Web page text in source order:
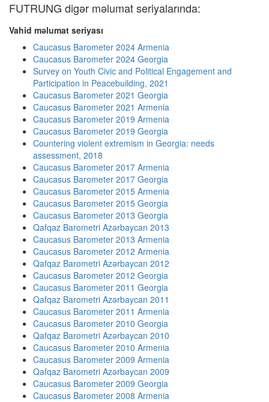
FUTRUNG digər məlumat seriyalarında:
Vahid məlumat seriyası
Caucasus Barometer 2024 Armenia
Caucasus Barometer 2024 Georgia
Survey on Youth Civic and Political Engagement and
Participation in Peacebuilding, 2021
Caucasus Barometer 2021 Georgia
Caucasus Barometer 2021 Armenia
Caucasus Barometer 2019 Armenia
Caucasus Barometer 2019 Georgia
Countering violent extremism in Georgia: needs
assessment, 2018
Caucasus Barometer 2017 Armenia
Caucasus Barometer 2017 Georgia
Caucasus Barometer 2015 Armenia
Caucasus Barometer 2015 Georgia
Caucasus Barometer 2013 Georgia
Qafqaz Barometri Azərbaycan 2013
Caucasus Barometer 2013 Armenia
Caucasus Barometer 2012 Armenia
Qafqaz Barometri Azərbaycan 2012
Caucasus Barometer 2012 Georgia
Caucasus Barometer 2011 Georgia
Qafqaz Barometri Azərbaycan 2011
Caucasus Barometer 2011 Armenia
Caucasus Barometer 2010 Georgia
Qafqaz Barometri Azərbaycan 2010
Caucasus Barometer 2010 Armenia
Caucasus Barometer 2009 Armenia
Qafqaz Barometri Azərbaycan 2009
Caucasus Barometer 2009 Georgia
Caucasus Barometer 2008 Armenia